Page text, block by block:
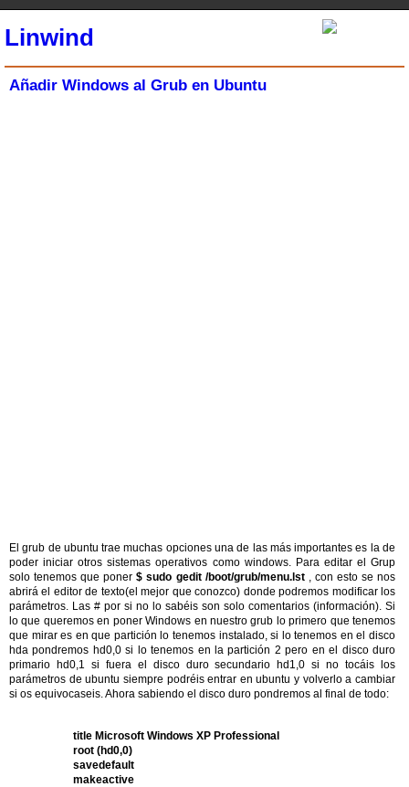
Linwind
Añadir Windows al Grub en Ubuntu
El grub de ubuntu trae muchas opciones una de las más importantes es la de
poder iniciar otros sistemas operativos como windows. Para editar el Grup
solo tenemos que poner$ sudo gedit /boot/grub/menu.lst, con esto se nos
abrirá el editor de texto(el mejor que conozco) donde podremos modificar los
parámetros. Las # por si no lo sabéis son solo comentarios (información). Si
lo que queremos en poner Windows en nuestro grub lo primero que tenemos
que mirar es en que partición lo tenemos instalado, si lo tenemos en el disco
hda pondremos hd0,0 si lo tenemos en la partición 2 pero en el disco duro
primario hd0,1 si fuera el disco duro secundario hd1,0 si no tocáis los
parámetros de ubuntu siempre podréis entrar en ubuntu y volverlo a cambiar
si os equivocaseis. Ahora sabiendo el disco duro pondremos al final de todo:
title Microsoft Windows XP Professional
root (hd0,0)
savedefault
makeactive